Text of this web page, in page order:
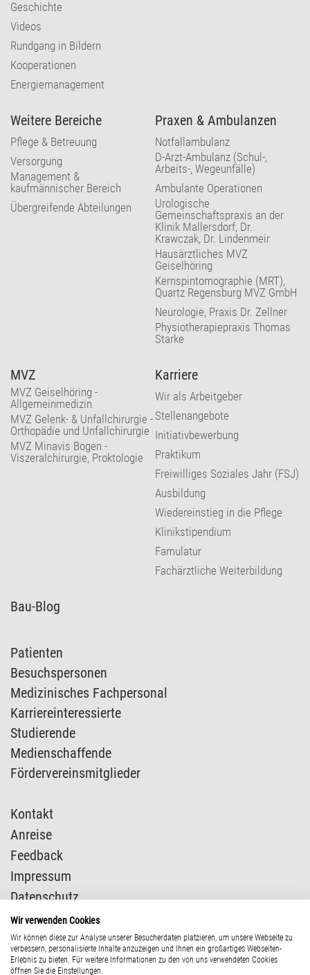
Wir verwenden Cookies
Wir können diese zur Analyse unserer Besucherdaten platzieren, um unsere Webseite zu
verbessern, personalisierte Inhalte anzuzeigen und Ihnen ein großartiges Webseiten-
Erlebnis zu bieten. Für weitere Informationen zu den von uns verwendeten Cookies
öffnen Sie die Einstellungen.
Geschichte
Videos
Rundgang in Bildern
Kooperationen
Energiemanagement
Weitere Bereiche
Pflege & Betreuung
Versorgung
Management &
kaufmännischer Bereich
Übergreifende Abteilungen
Praxen & Ambulanzen
Notfallambulanz
D-Arzt-Ambulanz (Schul-,
Arbeits-, Wegeunfälle)
Ambulante Operationen
Urologische
Gemeinschaftspraxis an der
Klinik Mallersdorf, Dr.
Krawczak, Dr. Lindenmeir
Hausärztliches MVZ
Geiselhöring
Kernspintomographie (MRT),
Quartz Regensburg MVZ GmbH
Neurologie, Praxis Dr. Zellner
Physiotherapiepraxis Thomas
Starke
MVZ
MVZ Geiselhöring -
Allgemeinmedizin
MVZ Gelenk- & Unfallchirurgie -
Orthopädie und Unfallchirurgie
MVZ Minavis Bogen -
Viszeralchirurgie, Proktologie
Karriere
Wir als Arbeitgeber
Stellenangebote
Initiativbewerbung
Praktikum
Freiwilliges Soziales Jahr (FSJ)
Ausbildung
Wiedereinstieg in die Pflege
Klinikstipendium
Famulatur
Fachärztliche Weiterbildung
Bau-Blog
Patienten
Besuchspersonen
Medizinisches Fachpersonal
Karriereinteressierte
Studierende
Medienschaffende
Fördervereinsmitglieder
Kontakt
Anreise
Feedback
Impressum
Datenschutz
Presse